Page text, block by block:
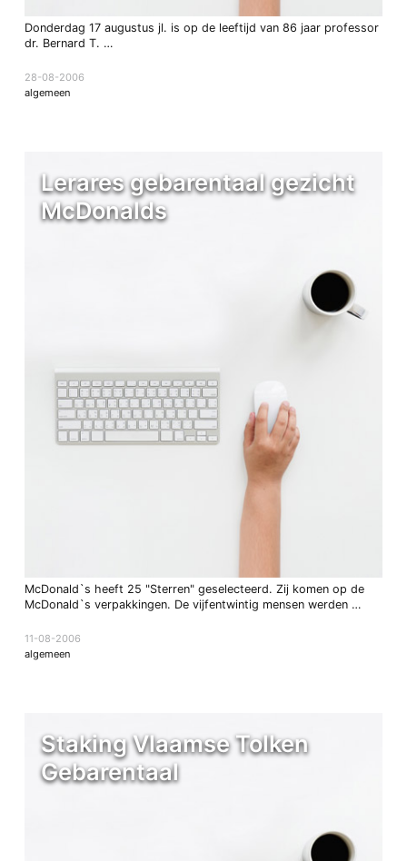
Donderdag 17 augustus jl. is op de leeftijd van 86 jaar professor
dr. Bernard T. …
28-08-2006
algemeen
Lerares gebarentaal gezicht
McDonalds
McDonald`s heeft 25 "Sterren" geselecteerd. Zij komen op de
McDonald`s verpakkingen. De vijfentwintig mensen werden …
11-08-2006
algemeen
Staking Vlaamse Tolken
Gebarentaal